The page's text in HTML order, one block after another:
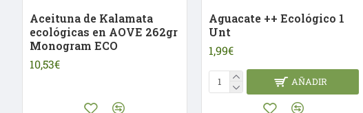
Aceituna de Kalamata
ecológicas en AOVE 262gr
Monogram ECO
10,53€
Aguacate ++ Ecológico 1
Unt
1,99€
AÑADIR